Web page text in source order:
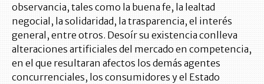
observancia, tales como la buena fe, la lealtad
negocial, la solidaridad, la trasparencia, el interés
general, entre otros. Desoír su existencia conlleva
alteraciones artificiales del mercado en competencia,
en el que resultaran afectos los demás agentes
concurrenciales, los consumidores y el Estado